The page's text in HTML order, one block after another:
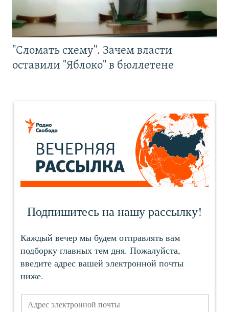
"Сломать схему". Зачем власти
оставили "Яблоко" в бюллетене